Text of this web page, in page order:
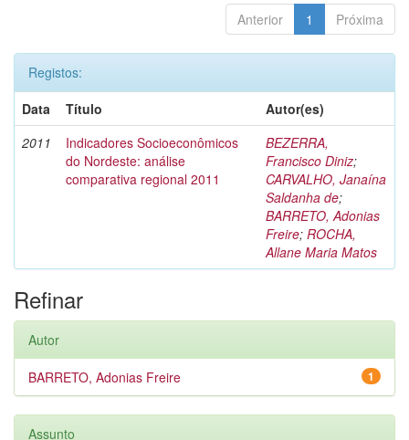
Anterior 1 Próxima
Registos:
Data
Título
Autor(es)
2011
Indicadores Socioeconômicos
do Nordeste: análise
comparativa regional 2011
BEZERRA,
Francisco Diniz;
CARVALHO, Janaína
Saldanha de;
BARRETO, Adonias
Freire; ROCHA,
Allane Maria Matos
Refinar
Autor
1
BARRETO, Adonias Freire
Assunto